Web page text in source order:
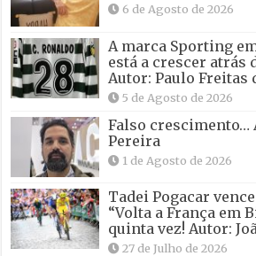
6 de Agosto de 2026
A marca Sporting
está a crescer atrás
Autor: Paulo Freitas
5 de Agosto de 2026
Falso crescimento…
Pereira
1 de Agosto de 2026
Tadei Pogacar
“Volta a França em
quinta vez! Autor:
27 de Julho de 2026